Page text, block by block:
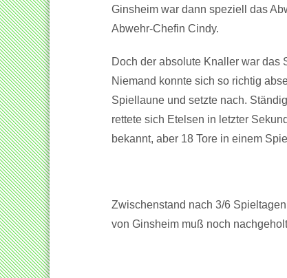
Ginsheim war dann speziell das
Abwehr-Chefin Cindy.
Doch der absolute Knaller war das
Niemand konnte sich so richtig
Spiellaune und setzte nach.
rettete sich Etelsen in letzter
bekannt, aber 18 Tore in einem
Zwischenstand nach 3/6
von Ginsheim muß noch